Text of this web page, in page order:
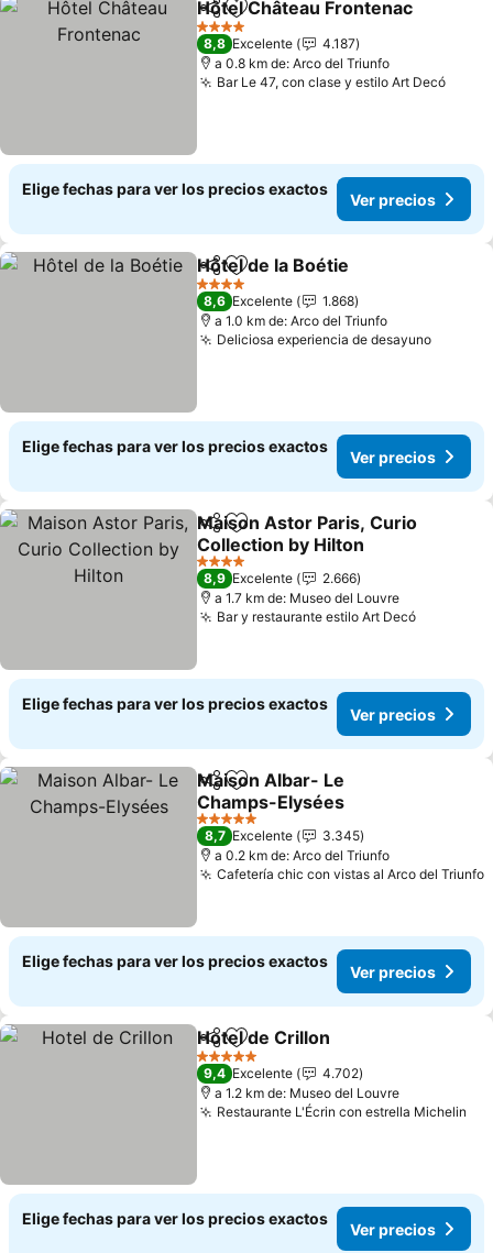
CompartirAgregar a favoritos
Hôtel Château Frontenac
4 Estrellas
8,8 Excelente
4.187
a 0.8 km de: Arco del Triunfo
Bar Le 47, con clase y estilo Art DecóVer
Elige fechas para ver los precios exactos
Ver precios
CompartirAgregar a favoritos
Hôtel de la Boétie
4 Estrellas
8,6 Excelente
1.868
a 1.0 km de: Arco del Triunfo
Deliciosa experiencia de desayunoVer
Elige fechas para ver los precios exactos
Ver precios
CompartirAgregar a favoritos
Maison Astor Paris, Curio
Collection by Hilton
Ver precios
4 Estrellas
8,9 Excelente
2.666
a 1.7 km de: Museo del Louvre
Bar y restaurante estilo Art DecóVer
Elige fechas para ver los precios exactos
Ver precios
CompartirAgregar a favoritos
Maison Albar- Le
Champs-Elysées
Ver precios
5 Estrellas
8,7 Excelente
3.345
a 0.2 km de: Arco del Triunfo
Cafetería chic con vistas al Arco del Triunfo
Elige fechas para ver los precios exactos
Ver precios
CompartirAgregar a favoritos
Hotel de Crillon
5 Estrellas
9,4 Excelente
4.702
a 1.2 km de: Museo del Louvre
Restaurante L'Écrin con estrella Michelin
Elige fechas para ver los precios exactos
Ver precios